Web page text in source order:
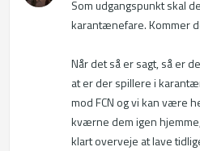
Som udgangspunkt skal
karantænefare. Kommer
Når det så er sagt, så er
at er der spillere i
mod FCN og vi kan være
kværne dem igen
klart overveje at lave